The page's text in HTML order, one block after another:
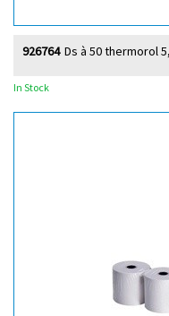
Ds à 50 thermorol
926764
In Stock